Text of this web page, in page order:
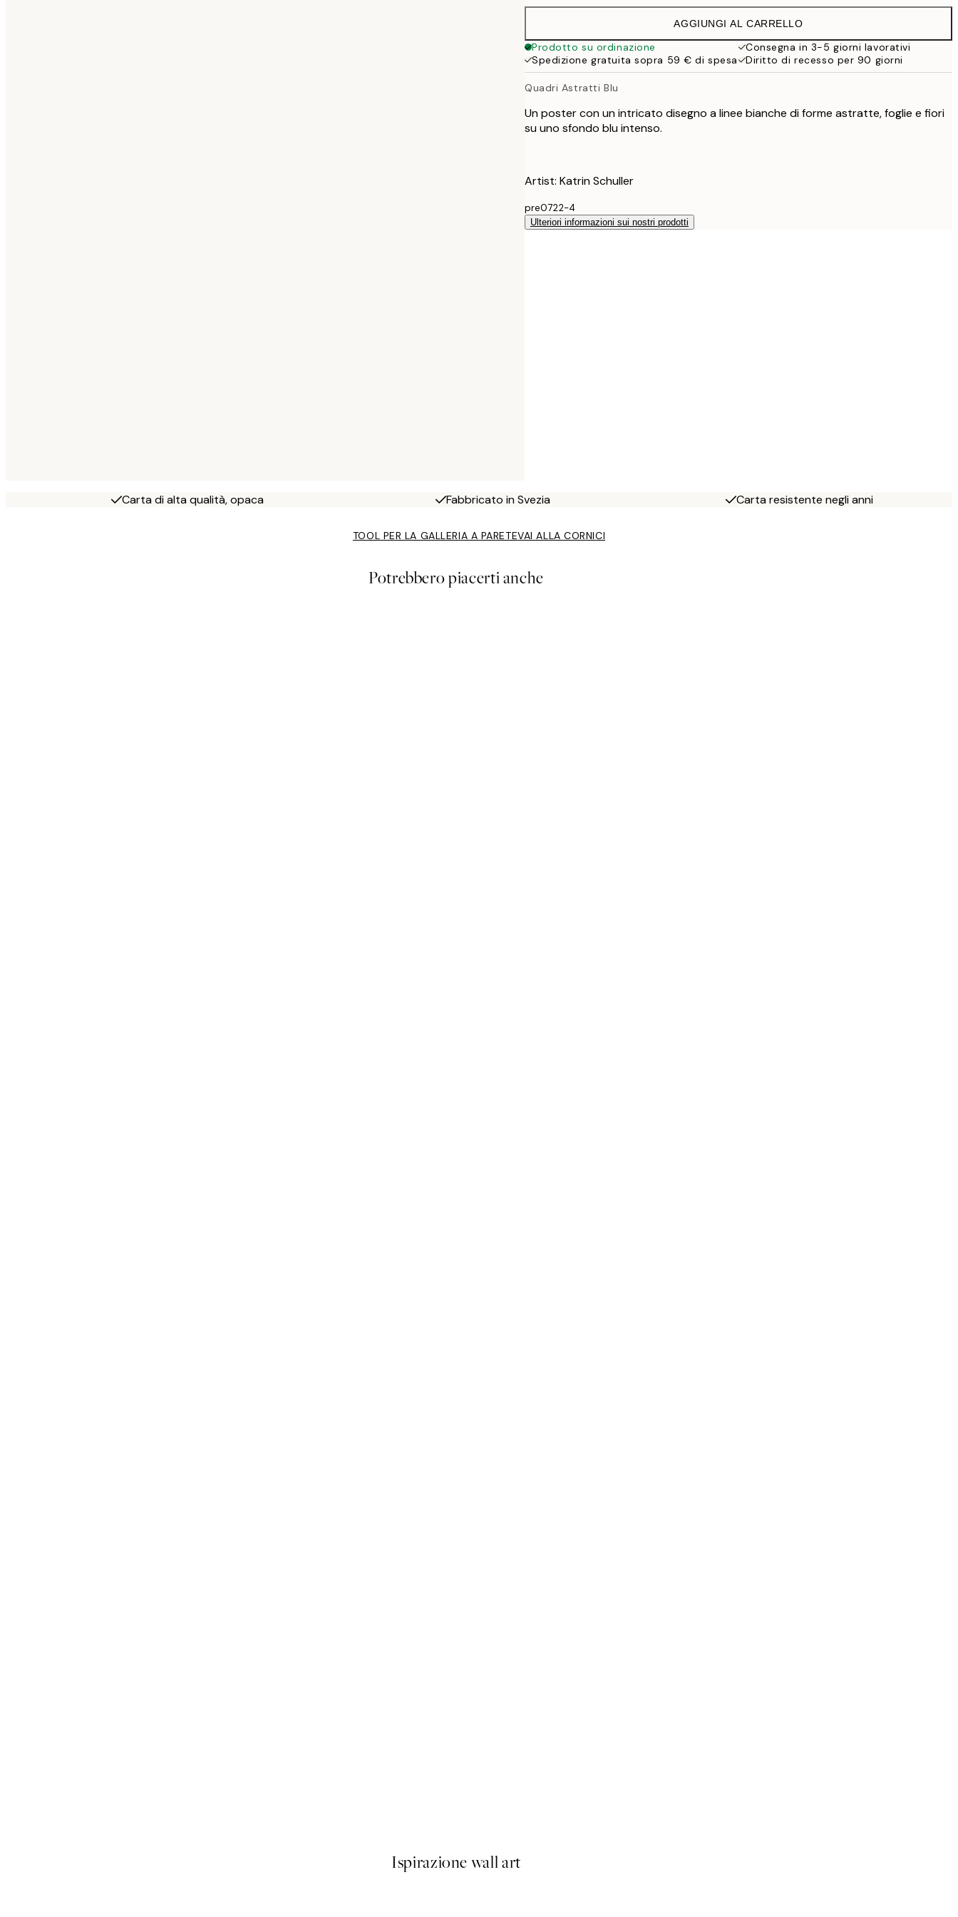
50x70 cm
AGGIUNGI AL CARRELLO
Prodotto su ordinazione
Consegna in 3-5 giorni lavorativi
Spedizione gratuita sopra 59 € di spesa
Diritto di recesso per 90 giorni
Quadri Astratti Blu
Un poster con un intricato disegno a linee bianche di forme astratte, foglie e fiori
su uno sfondo blu intenso.
Artist: Katrin Schuller
pre0722-4
Ulteriori informazioni sui nostri prodotti
Carta di alta qualità, opaca Fabbricato in Svezia Carta resistente negli anni
TOOL PER LA GALLERIA A PARETEVAI ALLA CORNICI
Potrebbero piacerti anche
Ispirazione wall art